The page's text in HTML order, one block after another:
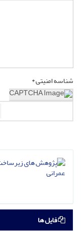
شناسه امنیتی *
فایل ها